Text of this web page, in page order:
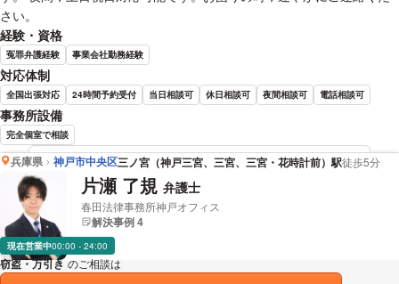
さい。
経験・資格
冤罪弁護経験 事業会社勤務経験
対応体制
全国出張対応 24時間予約受付 当日相談可 休日相談可 夜間相談可 電話相談可
事務所設備
完全個室で相談
木島 裕介 弁護士の詳細情報を見る
兵庫県 神戸市中央区三ノ宮（神戸三宮、三宮、三宮・花時計前）駅徒歩5分
片瀬 了規 弁護士
春田法律事務所神戸オフィス
解決事例 4
現在営業中00:00 - 24:00
窃盗・万引き のご相談は